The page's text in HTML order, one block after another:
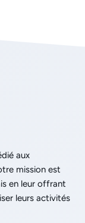
aux
mission est
en leur offrant
leurs activités